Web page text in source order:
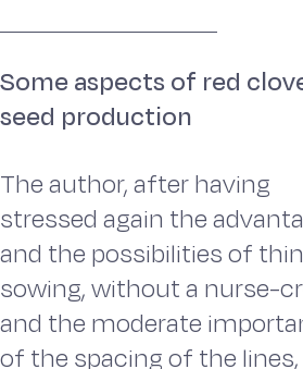
Some aspects of red
seed production
The author, after having
stressed again the
and the possibilities of thin
sowing, without a nurse-
and the moderate
of the spacing of the lines,